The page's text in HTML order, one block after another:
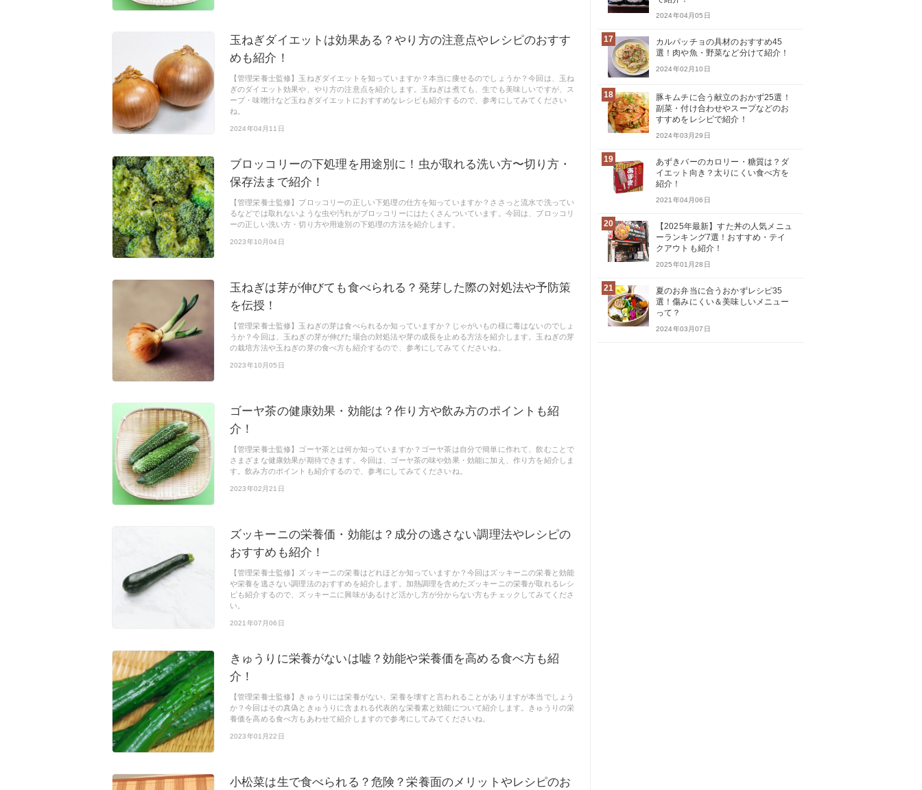
玉ねぎダイエットは効果ある？やり方の注意点やレシピのおすす
めも紹介！
【管理栄養士監修】玉ねぎダイエットを知っていますか？本当に痩せるのでしょうか？今回は、玉ね
ぎのダイエット効果や、やり方の注意点を紹介します。玉ねぎは煮ても、生でも美味しいですが、ス
ープ・味噌汁など玉ねぎダイエットにおすすめなレシピも紹介するので、参考にしてみてください
ね。
2024年04月11日
ブロッコリーの下処理を用途別に！虫が取れる洗い方〜切り方・
保存法まで紹介！
【管理栄養士監修】ブロッコリーの正しい下処理の仕方を知っていますか？ささっと流水で洗ってい
るなどでは取れないような虫や汚れがブロッコリーにはたくさんついています。今回は、ブロッコリ
ーの正しい洗い方・切り方や用途別の下処理の方法を紹介します。
2023年10月04日
玉ねぎは芽が伸びても食べられる？発芽した際の対処法や予防策
を伝授！
【管理栄養士監修】玉ねぎの芽は食べられるか知っていますか？じゃがいもの様に毒はないのでしょ
うか？今回は、玉ねぎの芽が伸びた場合の対処法や芽の成長を止める方法を紹介します。玉ねぎの芽
の栽培方法や玉ねぎの芽の食べ方も紹介するので、参考にしてみてくださいね。
2023年10月05日
ゴーヤ茶の健康効果・効能は？作り方や飲み方のポイントも紹
介！
【管理栄養士監修】ゴーヤ茶とは何か知っていますか？ゴーヤ茶は自分で簡単に作れて、飲むことで
さまざまな健康効果が期待できます。今回は、ゴーヤ茶の味や効果・効能に加え、作り方を紹介しま
す。飲み方のポイントも紹介するので、参考にしてみてくださいね。
2023年02月21日
ズッキーニの栄養価・効能は？成分の逃さない調理法やレシピの
おすすめも紹介！
【管理栄養士監修】ズッキーニの栄養はどれほどか知っていますか？今回はズッキーニの栄養と効能
や栄養を逃さない調理法のおすすめを紹介します。加熱調理を含めたズッキーニの栄養が取れるレシ
ピも紹介するので、ズッキーニに興味があるけど活かし方が分からない方もチェックしてみてくださ
い。
2021年07月06日
きゅうりに栄養がないは嘘？効能や栄養価を高める食べ方も紹
介！
【管理栄養士監修】きゅうりには栄養がない、栄養を壊すと言われることがありますが本当でしょう
か？今回はその真偽ときゅうりに含まれる代表的な栄養素と効能について紹介します。きゅうりの栄
養価を高める食べ方もあわせて紹介しますので参考にしてみてくださいね。
2023年01月22日
小松菜は生で食べられる？危険？栄養面のメリットやレシピのお
2024年04月05日
17
カルパッチョの具材のおすすめ45
選！肉や魚・野菜など分けて紹介！
2024年02月10日
18
豚キムチに合う献立のおかず25選！
副菜・付け合わせやスープなどのお
すすめをレシピで紹介！
2024年03月29日
19
あずきバーのカロリー・糖質は？ダ
イエット向き？太りにくい食べ方を
紹介！
2021年04月06日
20
【2025年最新】すた丼の人気メニュ
ーランキング7選！おすすめ・テイ
クアウトも紹介！
2025年01月28日
21
夏のお弁当に合うおかずレシピ35
選！傷みにくい＆美味しいメニュー
って？
2024年03月07日